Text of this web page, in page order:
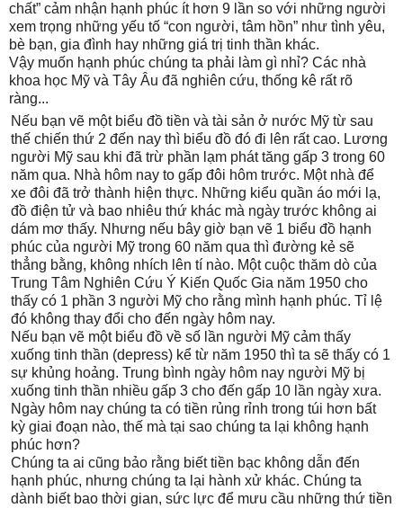
chất” cảm nhận hạnh phúc ít hơn 9 lần so với những người
xem trọng những yếu tố “con người, tâm hồn” như tình yêu,
bè bạn, gia đình hay những giá trị tinh thần khác.
Vậy muốn hạnh phúc chúng ta phải làm gì nhỉ? Các nhà
khoa học Mỹ và Tây Âu đã nghiên cứu, thống kê rất rõ
ràng...
Nếu bạn vẽ một biểu đồ tiền và tài sản ở nước Mỹ từ sau
thế chiến thứ 2 đến nay thì biểu đồ đó đi lên rất cao. Lương
người Mỹ sau khi đã trừ phần lạm phát tăng gấp 3 trong 60
năm qua. Nhà hôm nay to gấp đôi hôm trước. Một nhà để
xe đôi đã trở thành hiện thực. Những kiểu quần áo mới lạ,
đồ điện tử và bao nhiêu thứ khác mà ngày trước không ai
dám mơ thấy. Nhưng nếu bây giờ bạn vẽ 1 biểu đồ hạnh
phúc của người Mỹ trong 60 năm qua thì đường kẻ sẽ
thẳng bằng, không nhích lên tí nào. Một cuộc thăm dò của
Trung Tâm Nghiên Cứu Ý Kiến Quốc Gia năm 1950 cho
thấy có 1 phần 3 người Mỹ cho rằng mình hạnh phúc. Tỉ lệ
đó không thay đổi cho đến ngày hôm nay.
Nếu bạn vẽ một biểu đồ về số lần người Mỹ cảm thấy
xuống tinh thần (depress) kể từ năm 1950 thì ta sẽ thấy có 1
sự khủng hoảng. Trung bình ngày hôm nay người Mỹ bị
xuống tinh thần nhiều gấp 3 cho đến gấp 10 lần ngày xưa.
Ngày hôm nay chúng ta có tiền rủng rỉnh trong túi hơn bất
kỳ giai đoạn nào, thế mà tại sao chúng ta lại không hạnh
phúc hơn?
Chúng ta ai cũng bảo rằng biết tiền bạc không dẫn đến
hạnh phúc, nhưng chúng ta lại hành xử khác. Chúng ta
dành biết bao thời gian, sức lực để mưu cầu những thứ tiền